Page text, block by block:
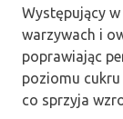
Występujący
warzywach i
poprawiając
poziomu cukru
co sprzyja